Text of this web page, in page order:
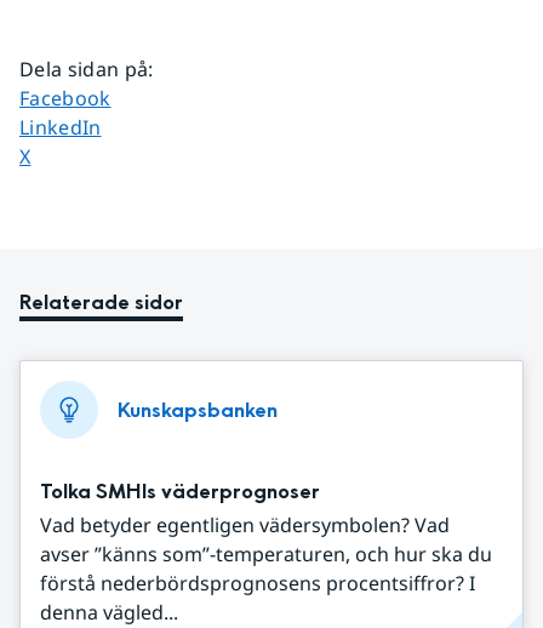
Dela sidan på:
Dela sidan på
Facebook
Dela sidan på
LinkedIn
Dela sidan på
X
Relaterade sidor
Kunskapsbanken
Tolka SMHIs väderprognoser
Vad betyder egentligen vädersymbolen? Vad
avser ”känns som”-temperaturen, och hur ska du
förstå nederbördsprognosens procentsiffror? I
denna vägled...